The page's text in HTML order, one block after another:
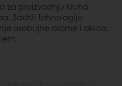
za proizvodnju kruha
Sadrži tehnologiju
osebujne arome i okusa.